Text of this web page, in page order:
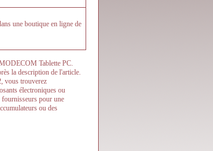
une boutique en ligne de
Tablette PC.
la description de l'article.
vous trouverez
électroniques ou
fournisseurs pour une
ou des